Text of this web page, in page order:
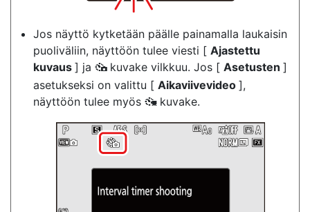
Jos näyttö kytketään päälle painamalla laukaisin
puoliväliin, näyttöön tulee viesti [ Ajastettu
kuvaus ] ja 7 kuvake vilkkuu. Jos [ Asetusten ]
asetukseksi on valittu [ Aikaviivevideo ],
näyttöön tulee myös 8 kuvake.